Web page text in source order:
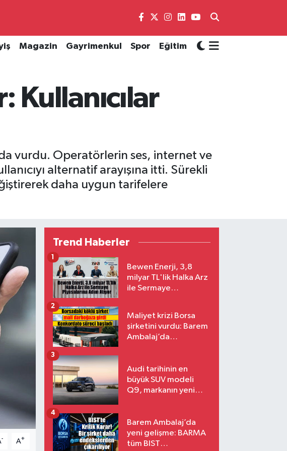
Magazin Gayrimenkul Spor Eğitim
Kullanıcılar
vurdu. Operatörlerin ses, internet ve
alternatif arayışına itti. Sürekli
daha uygun tarifelere
- A+
Trend Haberler
Bewen Enerji, 3,8
milyar TL'lik Halka Arz
ile Sermaye
1
Maliyet krizi Borsa
şirketini vurdu: Barem
Ambalaj’da
2
Audi tarihinin en
büyük SUV modeli
Q9, markanın yeni
3
Barem Ambalaj’da
yeni gelişme: BARMA
tüm BIST
4